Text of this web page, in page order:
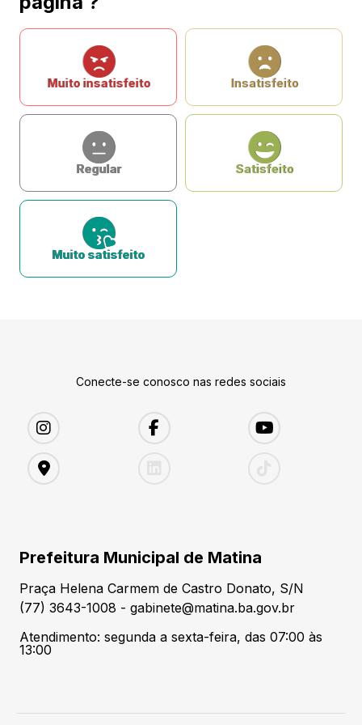
Muito insatisfeito Insatisfeito
Regular Satisfeito
Muito satisfeito
Conecte-se conosco nas redes sociais
Prefeitura Municipal de Matina
Praça Helena Carmem de Castro Donato, S/N
(77) 3643-1008 - gabinete@matina.ba.gov.br
Atendimento: segunda a sexta-feira, das 07:00 às
13:00